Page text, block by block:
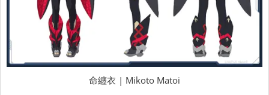
命纏衣 | Mikoto Matoi